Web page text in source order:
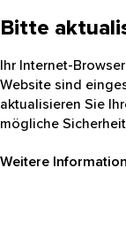
Bitte
Ihr Internet-
Website sind
aktualisieren Sie
mögliche
Weitere